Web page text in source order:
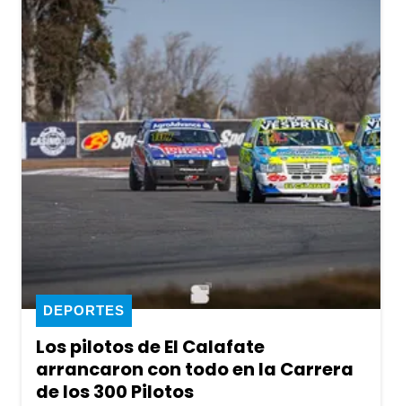
Los pilotos de El Calafate
arrancaron con todo en la Carrera
de los 300 Pilotos
DEPORTES